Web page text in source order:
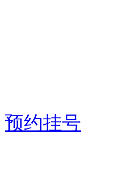
预约挂号